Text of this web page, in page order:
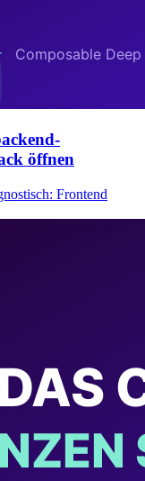
öffnen
Frontend